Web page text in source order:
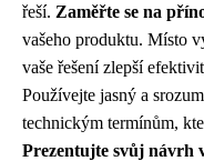
řeší. Zaměřte se na
vašeho produktu. Místo
vaše řešení zlepší
Používejte jasný a
technickým termínům,
Prezentujte svůj návrh